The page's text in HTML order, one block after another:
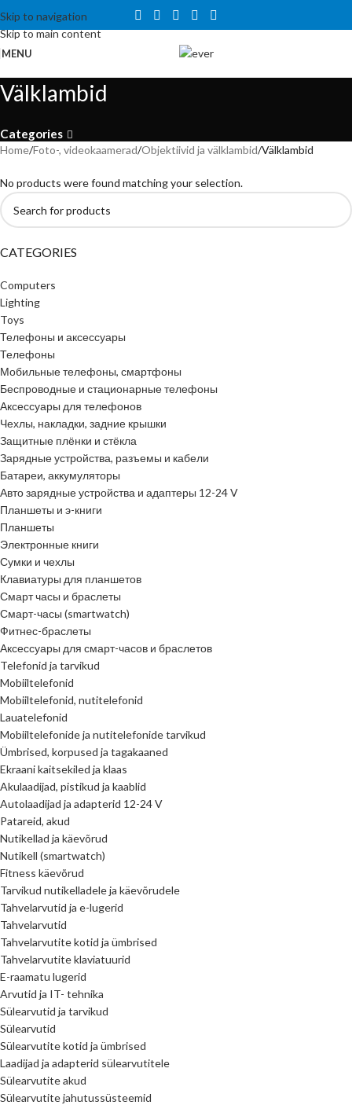
Skip to navigation
Skip to main content
Tähelepanu! Veebisait on väljatöötamisel ning töötab ajutiselt
kataloogirežiimis. Hetkel veel tellida ei saa, kuid on võimalus tutvuda
toodete ja hindadega.
MENU
Välklambid
Categories
CATEGORIES
Computers
Lighting
Toys
Телефоны и аксессуары
Телефоны
Мобильные телефоны, смартфоны
Беспроводные и стационарные телефоны
Аксессуары для телефонов
Чехлы, накладки, задние крышки
Защитные плёнки и стёкла
Зарядные устройства, разъемы и кабели
Батареи, аккумуляторы
Авто зарядные устройства и адаптеры 12-24 V
Планшеты и э-книги
Планшеты
Электронные книги
Сумки и чехлы
Клавиатуры для планшетов
Смарт часы и браслеты
Смарт-часы (smartwatch)
Фитнес-браслеты
Аксессуары для смарт-часов и браслетов
Telefonid ja tarvikud
Mobiiltelefonid
Mobiiltelefonid, nutitelefonid
Lauatelefonid
Mobiiltelefonide ja nutitelefonide tarvikud
Ümbrised, korpused ja tagakaaned
Ekraani kaitsekiled ja klaas
Akulaadijad, pistikud ja kaablid
Autolaadijad ja adapterid 12-24 V
Patareid, akud
Nutikellad ja käevõrud
Nutikell (smartwatch)
Fitness käevõrud
Tarvikud nutikelladele ja käevõrudele
Tahvelarvutid ja e-lugerid
Tahvelarvutid
Tahvelarvutite kotid ja ümbrised
Tahvelarvutite klaviatuurid
E-raamatu lugerid
Arvutid ja IT- tehnika
Sülearvutid ja tarvikud
Sülearvutid
Sülearvutite kotid ja ümbrised
Laadijad ja adapterid sülearvutitele
Sülearvutite akud
Sülearvutite jahutussüsteemid
Home Foto-, videokaamerad Objektiivid ja välklambid Välklambid
No products were found matching your selection.